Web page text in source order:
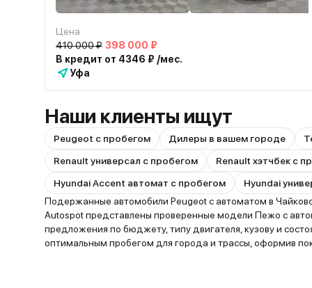
Цена
410 000 ₽ 398 000 ₽
В кредит от 4346 ₽ /мес.
Уфа
Наши клиенты ищут
Peugeot с пробегом Дилеры в вашем городе
Renault универсал с пробегом
Renault хэтчбек с
Hyundai Accent автомат с пробегом
Hyundai
Подержанные автомобили Peugeot с автоматом в
Autospot представлены проверенные модели Пежо с
предложения по бюджету, типу двигателя, кузову и
оптимальным пробегом для города и трассы, оформив